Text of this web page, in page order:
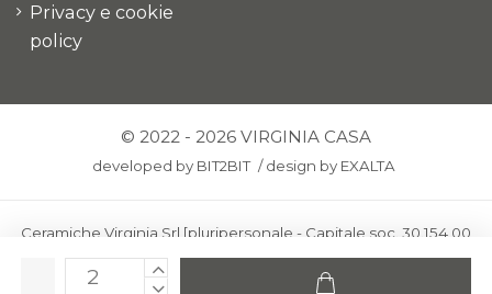
Privacy e cookie
policy
© 2022 - 2026 VIRGINIA CASA
developed by BIT2BIT /design by EXALTA
Ceramiche Virginia Srl [pluripersonale - Capitale soc. 30.154,00
euro i.v.] - Via Virginio 378 – 50025 Montespertoli, loc. Anselmo